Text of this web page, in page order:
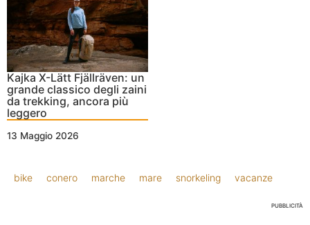
Kajka X-Lätt Fjällräven: un
grande classico degli zaini
da trekking, ancora più
leggero
13 Maggio 2026
bike conero marche mare snorkeling vacanze
PUBBLICITÀ